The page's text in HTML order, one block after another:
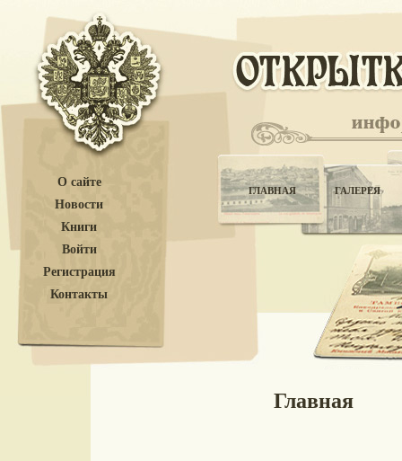
О сайте
Новости
Книги
Войти
Регистрация
Контакты
ГЛАВНАЯ ГАЛЕРЕЯ
Главная